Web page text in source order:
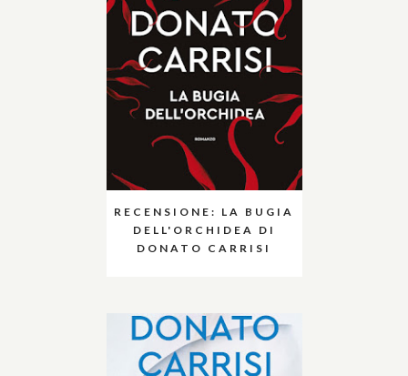
RECENSIONE: LA BUGIA
DELL'ORCHIDEA DI
DONATO CARRISI